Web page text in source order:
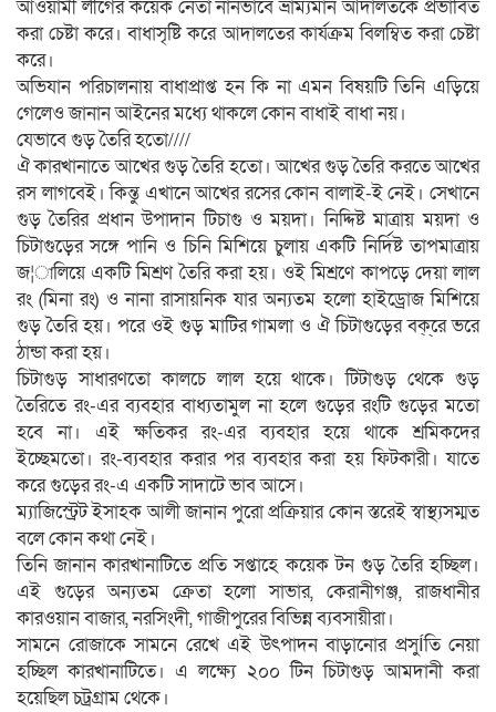
আওয়ামী লীগের কয়েক নেতা নানভাবে ভ্রাম্যমান আদালতকে প্রভাবিত
করা চেষ্টা করে। বাধাসৃষ্টি করে আদালতের কার্যক্রম বিলম্বিত করা চেষ্টা
করে।
অভিযান পরিচালনায় বাধাপ্রাপ্ত হন কি না এমন বিষয়টি তিনি এড়িয়ে
গেলেও জানান আইনের মধ্যে থাকলে কোন বাধাই বাধা নয়।
যেভাবে গুড় তৈরি হতো////
ঐ কারখানাতে আখের গুড় তৈরি হতো। আখের গুড় তৈরি করতে আখের
রস লাগবেই। কিন্তু এখানে আখের রসের কোন বালাই-ই নেই। সেখানে
গুড় তৈরির প্রধান উপাদান টিচাগু ও ময়দা। নিদ্দিষ্ট মাত্রায় ময়দা ও
চিটাগুড়ের সঙ্গে পানি ও চিনি মিশিয়ে চুলায় একটি নির্দিষ্ট তাপমাত্রায়
জ¦ালিয়ে একটি মিশ্রণ তৈরি করা হয়। ওই মিশ্রণে কাপড়ে দেয়া লাল
রং (মিনা রং) ও নানা রাসায়নিক যার অন্যতম হলো হাইড্রোজ মিশিয়ে
গুড় তৈরি হয়। পরে ওই গুড় মাটির গামলা ও ঐ চিটাগুড়ের বক্্ের ভরে
ঠান্ডা করা হয়।
চিটাগুড় সাধারণতো কালচে লাল হয়ে থাকে। টিটাগুড় থেকে গুড়
তৈরিতে রং-এর ব্যবহার বাধ্যতামুল না হলে গুড়ের রংটি গুড়ের মতো
হবে না। এই ক্ষতিকর রং-এর ব্যবহার হয়ে থাকে শ্রমিকদের
ইচ্ছেমতো। রং-ব্যবহার করার পর ব্যবহার করা হয় ফিটকারী। যাতে
করে গুড়ের রং-এ একটি সাদাটে ভাব আসে।
ম্যাজিস্ট্রেট ইসাহক আলী জানান পুরো প্রক্রিয়ার কোন স্তরেই স্বাস্থ্যসম্মত
বলে কোন কথা নেই।
তিনি জানান কারখানাটিতে প্রতি সপ্তাহে কয়েক টন গুড় তৈরি হচ্ছিল।
এই গুড়ের অন্যতম ক্রেতা হলো সাভার, কেরানীগঞ্জ, রাজধানীর
কারওয়ান বাজার, নরসিংদী, গাজীপুরের বিভিন্ন ব্যবসায়ীরা।
সামনে রোজাকে সামনে রেখে এই উৎপাদন বাড়ানোর প্রসুÍতি নেয়া
হচ্ছিল কারখানাটিতে। এ লক্ষ্যে ২০০ টিন চিটাগুড় আমদানী করা
হয়েছিল চট্রগ্রাম থেকে।